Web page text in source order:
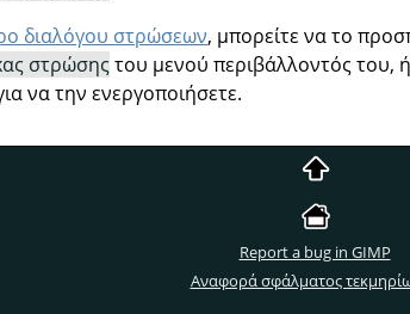
διαλόγου στρώσεων, μπορείτε να το
στρώσης του μενού περιβάλλοντός του,
να την ενεργοποιήσετε.
Report a bug in GIMP
Αναφορά σφάλματος